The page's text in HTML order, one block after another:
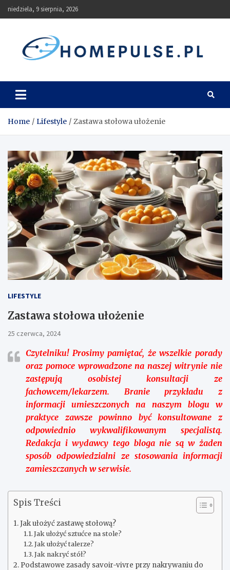
Skip
to
niedziela, 9 sierpnia, 2026
homepulse.pl
Home Lifestyle Zastawa stołowa ułożenie
LIFESTYLE
Zastawa stołowa ułożenie
25 czerwca, 2024
Czytelniku!Prosimy pamiętać, że wszelkie porady
oraz pomoce wprowadzone na naszej witrynie nie
zastępują osobistej konsultacji ze
fachowcem/lekarzem. Branie przykładu z
informacji umieszczonych na naszym blogu w
praktyce zawsze powinno być konsultowane z
odpowiednio wykwalifikowanym specjalistą.
Redakcja i wydawcy tego bloga nie są w żaden
sposób odpowiedzialni ze stosowania informacji
zamieszczanych w serwisie.
Spis Treści
Jak ułożyć zastawę stołową?
Jak ułożyć sztućce na stole?
Jak ułożyć talerze?
Jak nakryć stół?
Podstawowe zasady savoir-vivre przy nakrywaniu do